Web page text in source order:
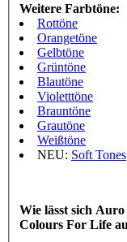
Weitere Farbtöne:
Rottöne
Orangetöne
Gelbtöne
Grüntöne
Blautöne
Violetttöne
Brauntöne
Grautöne
Weißtöne
NEU: Soft Tones
Wie lässt sich
Colours For Life